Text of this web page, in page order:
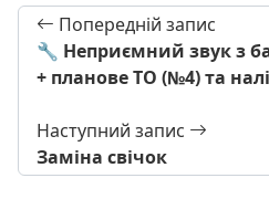
Попередній запис
🔧 Неприємний звук з
+ планове ТО (№4) та
Наступний запис
Заміна свічок